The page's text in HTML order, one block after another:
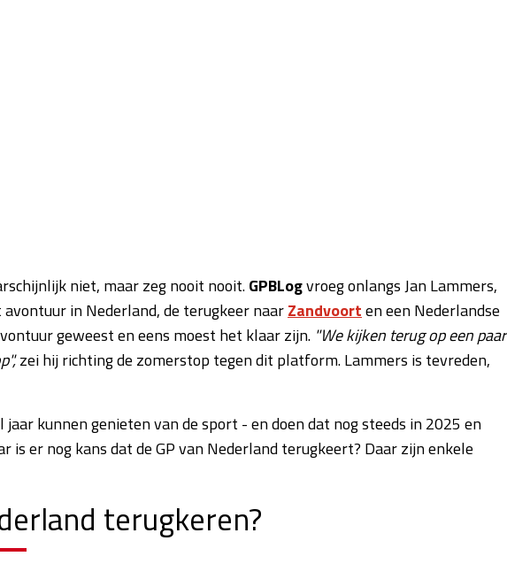
niet, maar zeg nooit nooit.GPBLogvroeg onlangs Jan Lammers,
in Nederland, de terugkeer naarZandvoorten een Nederlandse
geweest en eens moest het klaar zijn. "We kijken terug op een paar
zei hij richting de zomerstop tegen dit platform. Lammers is tevreden,
kunnen genieten van de sport - en doen dat nog steeds in 2025 en
is er nog kans dat de GP van Nederland terugkeert? Daar zijn enkele
terugkeren?